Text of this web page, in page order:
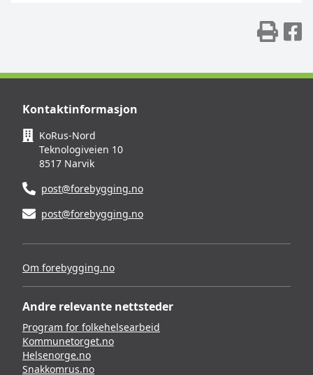
Kontaktinformasjon
KoRus-Nord
Teknologiveien 10
8517 Narvik
post@forebygging.no
post@forebygging.no
Om forebygging.no
Andre relevante nettsteder
Program for folkehelsearbeid
Kommunetorget.no
Helsenorge.no
Snakkomrus.no